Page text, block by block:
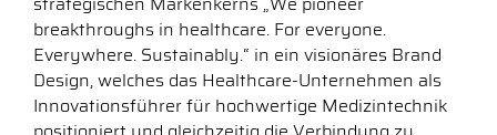
breakthroughs in healthcare. For everyone.
Everywhere. Sustainably.“ in ein visionäres Brand
Design, welches das Healthcare-Unternehmen als
Innovationsführer für hochwertige Medizintechnik